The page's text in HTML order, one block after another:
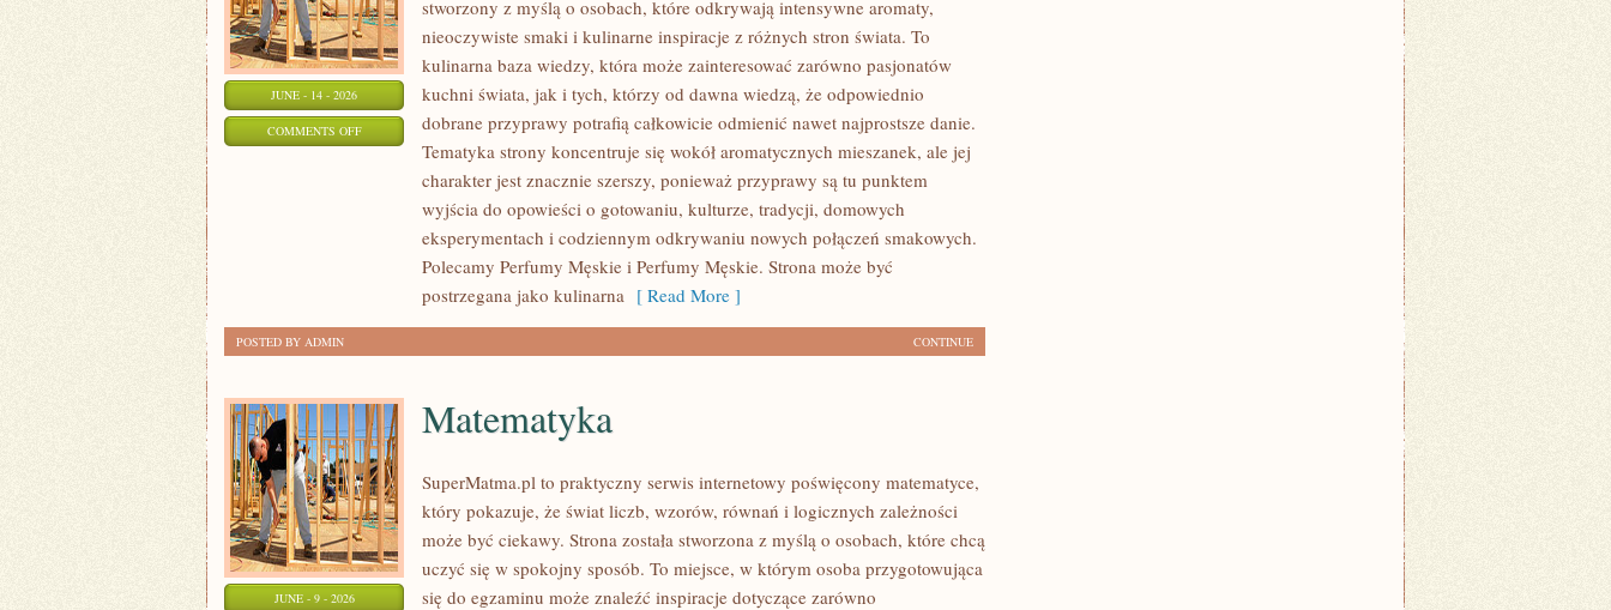
JUNE - 14 - 2026
COMMENTS OFFON
stworzony z myślą o osobach, które odkrywają intensywne aromaty,
nieoczywiste smaki i kulinarne inspiracje z różnych stron świata. To
kulinarna baza wiedzy, która może zainteresować zarówno pasjonatów
kuchni świata, jak i tych, którzy od dawna wiedzą, że odpowiednio
dobrane przyprawy potrafią całkowicie odmienić nawet najprostsze danie.
Tematyka strony koncentruje się wokół aromatycznych mieszanek, ale jej
charakter jest znacznie szerszy, ponieważ przyprawy są tu punktem
wyjścia do opowieści o gotowaniu, kulturze, tradycji, domowych
eksperymentach i codziennym odkrywaniu nowych połączeń smakowych.
Polecamy Perfumy Męskie i Perfumy Męskie. Strona może być
postrzegana jako kulinarna [ Read More ]
CONTINUE
POSTED BY ADMIN
JUNE - 9 - 2026
Matematyka
SuperMatma.pl to praktyczny serwis internetowy poświęcony matematyce,
który pokazuje, że świat liczb, wzorów, równań i logicznych zależności
może być ciekawy. Strona została stworzona z myślą o osobach, które chcą
uczyć się w spokojny sposób. To miejsce, w którym osoba przygotowująca
się do egzaminu może znaleźć inspiracje dotyczące zarówno